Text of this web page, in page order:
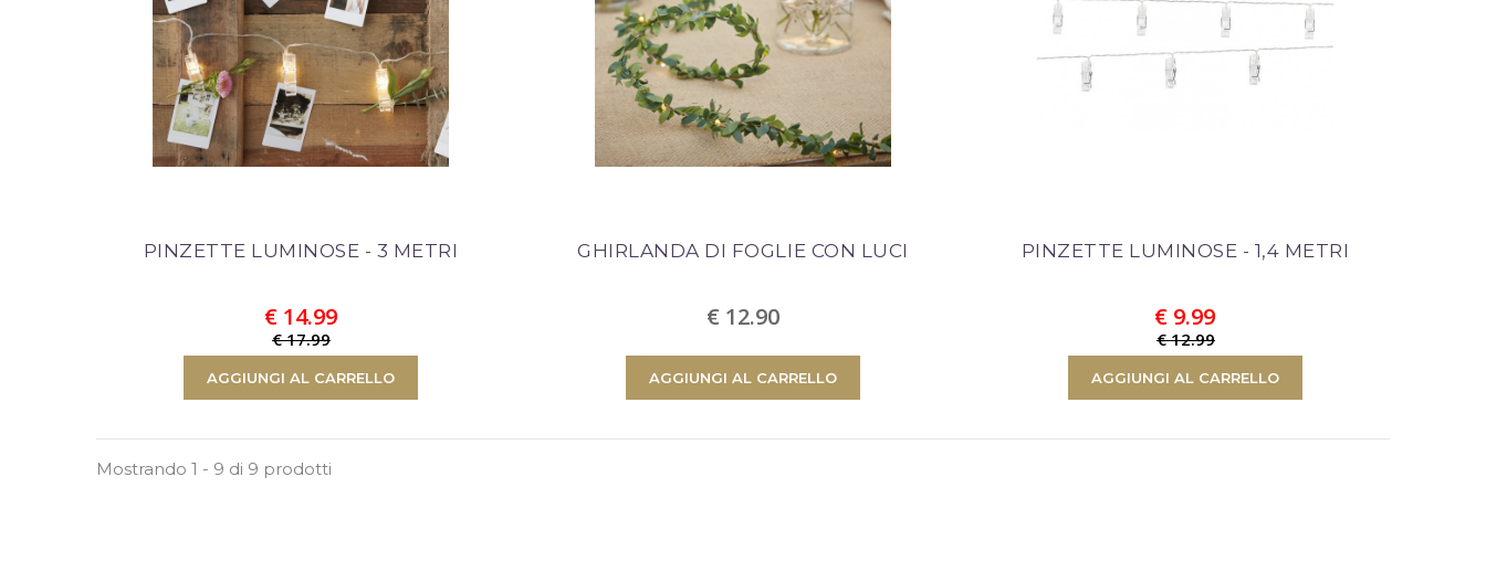
PINZETTE LUMINOSE - 3 METRI
€ 14.99
€ 17.99
AGGIUNGI AL CARRELLO
GHIRLANDA DI FOGLIE CON LUCI
€ 12.90
AGGIUNGI AL CARRELLO
PINZETTE LUMINOSE - 1,4 METRI
€ 9.99
€ 12.99
AGGIUNGI AL CARRELLO
Mostrando 1 - 9 di 9 prodotti